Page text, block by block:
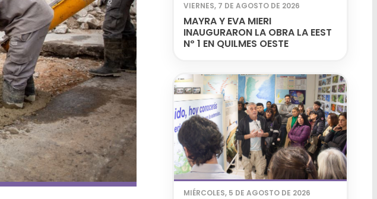
VIERNES, 7 DE AGOSTO DE 2026
MAYRA Y EVA MIERI
INAUGURARON LA OBRA LA EEST
Nº 1 EN QUILMES OESTE
MIÉRCOLES, 5 DE AGOSTO DE 2026